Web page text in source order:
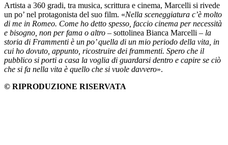
Artista a 360 gradi, tra musica, scrittura e cinema, Marcelli si rivede
un po’ nel protagonista del suo film. «Nella sceneggiatura c’è molto
di me in Romeo. Come ho detto spesso, faccio cinema per necessità
e bisogno, non per fama o altro – sottolinea Bianca Marcelli – la
storia di Frammenti è un po’ quella di un mio periodo della vita, in
cui ho dovuto, appunto, ricostruire dei frammenti. Spero che il
pubblico si porti a casa la voglia di guardarsi dentro e capire se ciò
che si fa nella vita è quello che si vuole davvero».
© RIPRODUZIONE RISERVATA